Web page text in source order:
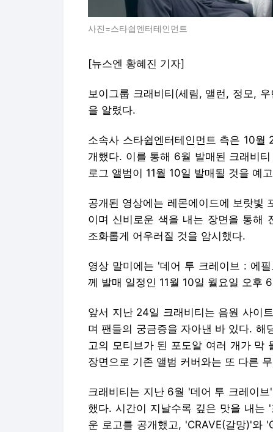
사진=스타쉽엔터테인먼트
[뉴스엔 황혜진 기자]
보이그룹 크래비티(세림, 앨런, 정모,
을 알렸다.
소속사 스타쉽엔터테인먼트 측은 10
개했다. 이를 통해 6월 발매된 크래비
로그 앨범이 11월 10일 발매될 것을 예
공개된 영상에는 레몬에이드에 보랏빛
이며 신비로운 색을 내는 장면을 통해
조화롭게 어우러질 것을 암시했다.
영상 말미에는 '데어 투 크레이브 : 에
께 발매 일정인 11월 10일 월요일 오후
앞서 지난 24일 크래비티는 음원 사이
며 팬들의 궁금증을 자아낸 바 있다. 해
고의 모티브가 된 포도알 여러 개가 막
장면으로 기존 앨범 커버와는 또 다른
크래비티는 지난 6월 '데어 투 크레이
했다. 시간이 지날수록 깊은 맛을 내는
운 로고를 공개했고, 'CRAVE(갈망)'와